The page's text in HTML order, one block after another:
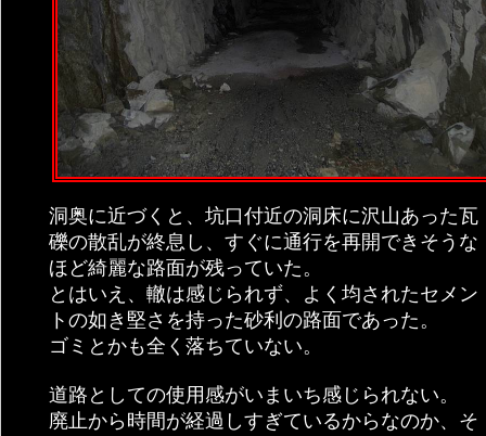
洞奥に近づくと、坑口付近の洞床に沢山あった瓦
礫の散乱が終息し、すぐに通行を再開できそうな
ほど綺麗な路面が残っていた。
とはいえ、轍は感じられず、よく均されたセメン
トの如き堅さを持った砂利の路面であった。
ゴミとかも全く落ちていない。
道路としての使用感がいまいち感じられない。
廃止から時間が経過しすぎているからなのか、そ